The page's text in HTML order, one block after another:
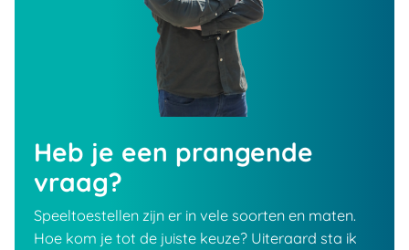
Heb je een prangende
vraag?
Speeltoestellen zijn er in vele soorten en maten.
Hoe kom je tot de juiste keuze? Uiteraard sta ik